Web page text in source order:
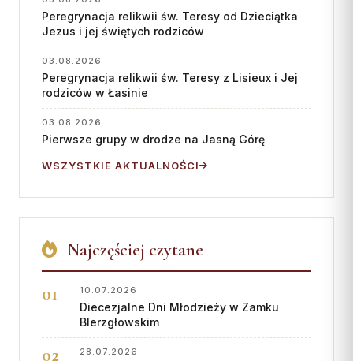
Peregrynacja relikwii św. Teresy od Dzieciątka
Jezus i jej świętych rodziców
03.08.2026
Peregrynacja relikwii św. Teresy z Lisieux i Jej
rodziców w Łasinie
03.08.2026
Pierwsze grupy w drodze na Jasną Górę
WSZYSTKIE AKTUALNOŚCI
Najczęściej czytane
10.07.2026
Diecezjalne Dni Młodzieży w Zamku
BIerzgłowskim
28.07.2026